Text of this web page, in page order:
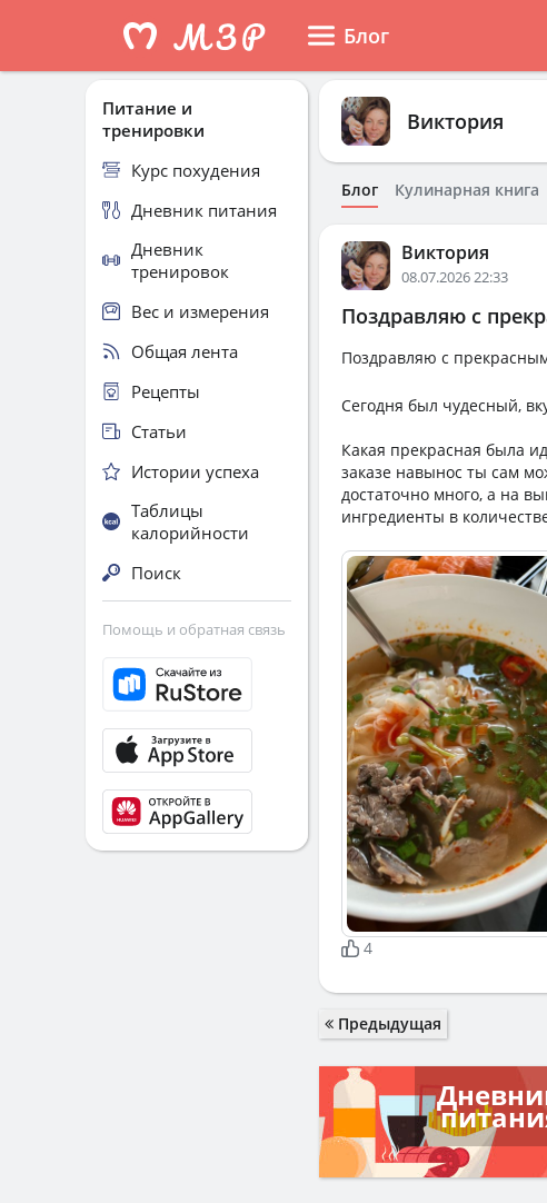
Блог
Виктория
Блог Кулинарная книга
Виктория
08.07.2026 22:33
Поздравляю с
Поздравляю с
Сегодня был чудесный,
Какая прекрасная была
заказе навынос ты сам
достаточно много, а на
ингредиенты в
4
Предыдущая
Питание и
тренировки
Курс похудения
Дневник питания
Дневник
тренировок
Вес и измерения
Общая лента
Рецепты
Статьи
Истории успеха
Таблицы
калорийности
Поиск
Помощь и обратная связь